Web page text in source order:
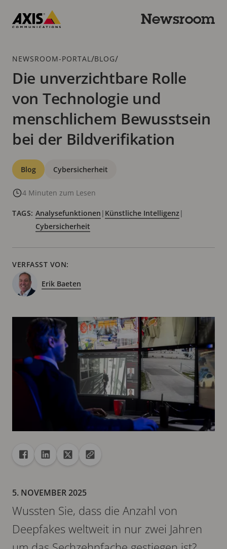
Hauptinhalt
springen
Newsroom
Breadcrumb
NEWSROOM-PORTAL /BLOG/
Die unverzichtbare Rolle
von Technologie und
menschlichem Bewusstsein
bei der Bildverifikation
Kategorien
Blog Cybersicherheit
4 Minuten zum Lesen
TAGS: Analysefunktionen | Künstliche Intelligenz |
Cybersicherheit
VERFASST VON:
Erik Baeten
Freigabe
Teilen auf Facebook
Teilen auf Linkedin
Teilen auf XURL in die Zwischenablage kopieren
5. NOVEMBER 2025
Wussten Sie, dass die Anzahl von
Deepfakes weltweit in nur zwei Jahren